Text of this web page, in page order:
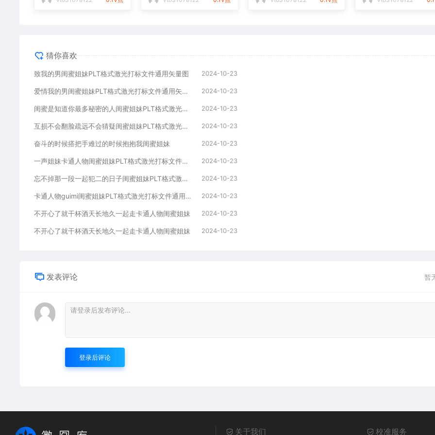
猜你喜欢
致我的男闺蜜姐妹PLT格式激光打标文件通用矢量图 2024-10-23
爱情我的男闺蜜姐妹PLT格式激光打标文件通用矢量图 2024-10-23
闺蜜是知道你最多秘密的人闺蜜姐妹PLT格式激光打标文件通用矢量图 2024-10-23
互损不会翻脸疏远不会猜疑闺蜜姐妹PLT格式激光打标文件通用矢量图 2024-10-23
奋斗的时候搭把手难过的时候抱抱我闺蜜姐妹 2024-10-23
一声姐妹卡通人物闺蜜姐妹PLT格式激光打标文件通用矢量图 2024-10-23
忘不掉那一段一起犯二的日子闺蜜姐妹PLT格式激光打标文件通用矢量图 2024-10-23
卡通人物guimi闺蜜姐妹PLT格式激光打标文件通用矢量图 2024-10-23
不开心了就干杯酒天长地久一起走卡通人物闺蜜姐妹 2024-10-23
不开心了就干杯酒天长地久一起走卡通人物闺蜜姐妹 2024-10-23
发表评论 暂
登录后评论
关于我们 校准服务